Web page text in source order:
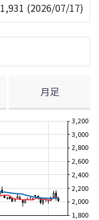
1,931 (2026/07/17)
月足
1,800
2,000
2,200
2,400
2,600
2,800
3,000
3,200